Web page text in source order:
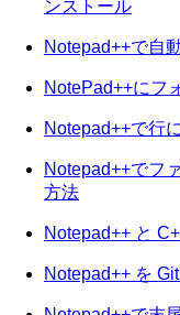
ンストール
Notepad++で自
NotePad++にフ
Notepad++で行
Notepad++でフ
方法
Notepad++ と
Notepad++ を